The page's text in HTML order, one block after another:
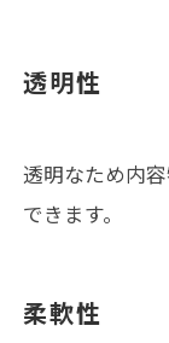
透明性
透明なため内
できます。
柔軟性